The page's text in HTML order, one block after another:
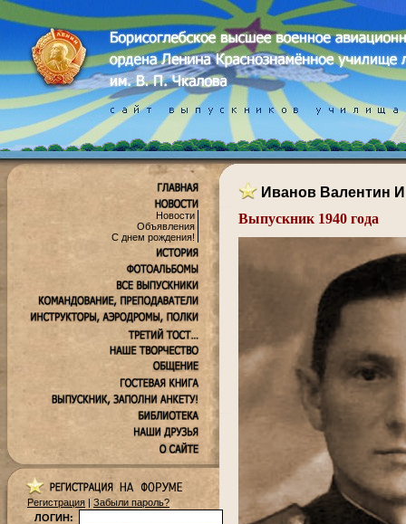
Новости
Объявления
С днем рождения!
Регистрация | Забыли пароль?
ЛОГИН:
Иванов Валентин
Выпускник 1940 года